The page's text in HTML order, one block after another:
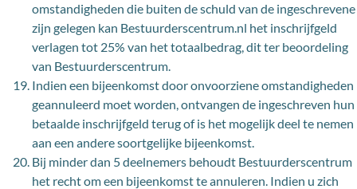
omstandigheden die buiten de schuld van de ingeschrevene
zijn gelegen kan Bestuurderscentrum.nl het inschrijfgeld
verlagen tot 25% van het totaalbedrag, dit ter beoordeling
van Bestuurderscentrum.
Indien een bijeenkomst door onvoorziene omstandigheden
geannuleerd moet worden, ontvangen de ingeschreven hun
betaalde inschrijfgeld terug of is het mogelijk deel te nemen
aan een andere soortgelijke bijeenkomst.
Bij minder dan 5 deelnemers behoudt Bestuurderscentrum
het recht om een bijeenkomst te annuleren. Indien u zich